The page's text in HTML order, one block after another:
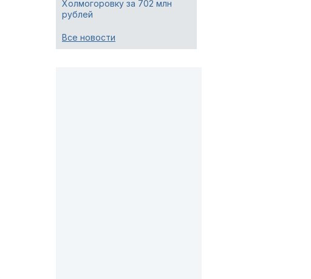
Холмогоровку за 702 млн
рублей
Все новости